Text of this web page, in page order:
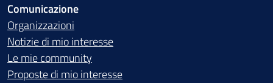
Comunicazione
Organizzazioni
Notizie di mio interesse
Le mie community
Proposte di mio interesse